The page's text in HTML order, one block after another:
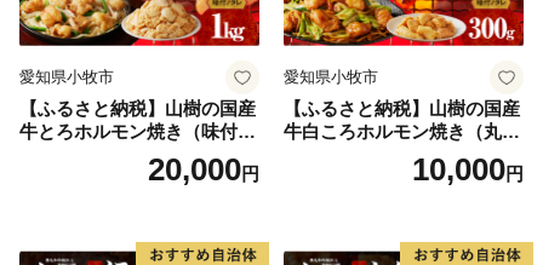
愛知県小牧市
【ふるさと納税】山樹の国産
牛とろホルモン焼き（味付
20,000円
愛知県小牧市
【ふるさと納税】山樹の国産
牛白ころホルモン焼き（丸
腸）味付 300g 肉 牛肉 山
樹 国産牛 白ころホルモン焼
ベキュー 炒め物 ホルモン丼
10,000円